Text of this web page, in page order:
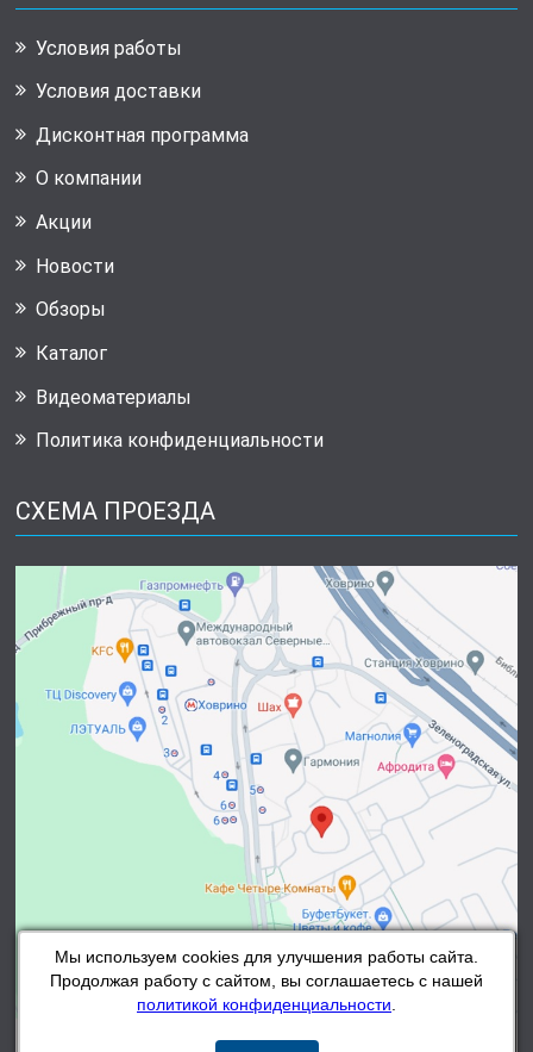
Мы используем cookies для улучшения работы сайта.
Продолжая работу с сайтом, вы соглашаетесь с нашей
политикой конфиденциальности
Условия работы
Условия доставки
Дисконтная программа
О компании
Акции
Новости
Обзоры
Каталог
Видеоматериалы
Политика конфиденциальности
СХЕМА ПРОЕЗДА